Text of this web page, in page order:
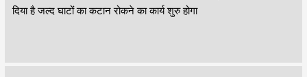
दिया है जल्द घाटों का कटान रोकने का कार्य शुरु होगा